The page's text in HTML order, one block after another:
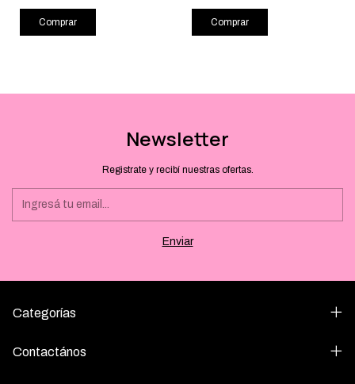
Comprar Comprar
Newsletter
Registrate y recibí nuestras ofertas.
Categorías
Contactános